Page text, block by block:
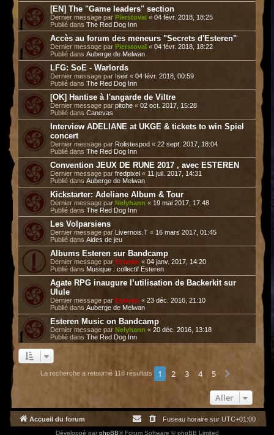
[EN] The "Game leaders" section
Dernier message par Pierstoval « 04 févr. 2018, 18:25
Publié dans The Red Dog Inn
Accès au forum des meneurs "Secrets d'Esteren"
Dernier message par Pierstoval « 04 févr. 2018, 18:22
Publié dans Auberge de Melwan
LFG: SoE - Warlords
Dernier message par Iseir « 04 févr. 2018, 00:59
Publié dans The Red Dog Inn
[OK] Hantise à l'angarde de Viltre
Dernier message par pitche « 02 oct. 2017, 15:28
Publié dans Canevas
Interview ADELIANE at UKGE & tickets to win Spiel
concert
Dernier message par Rolistespod « 22 sept. 2017, 18:04
Publié dans The Red Dog Inn
Convention JEUX DE RUNE 2017 , avec ESTEREN
Dernier message par fredpixel « 11 juil. 2017, 14:31
Publié dans Auberge de Melwan
Kickstarter: Adeliane Album & Tour
Dernier message par Nelyhann « 19 mai 2017, 17:48
Publié dans The Red Dog Inn
Les Volparsiens
Dernier message par Livernois.T « 16 mars 2017, 01:45
Publié dans Aides de jeu
Albums Esteren sur Bandcamp
Dernier message par Esteren « 04 janv. 2017, 14:20
Publié dans Musique : collectif Esteren
Agate RPG inaugure l’utilisation de Backerkit sur
Ulule
Dernier message par Esteren « 23 déc. 2016, 21:10
Publié dans Auberge de Melwan
Esteren Music on Bandcamp
Dernier message par Nelyhann « 20 déc. 2016, 13:18
Publié dans The Red Dog Inn
La recherche a retourné 118 résultats 1 2 3 4 5
Aller
Accueil du forum Fuseau horaire sur UTC+01:00
Développé par phpBB® Forum Software © phpBB Limited